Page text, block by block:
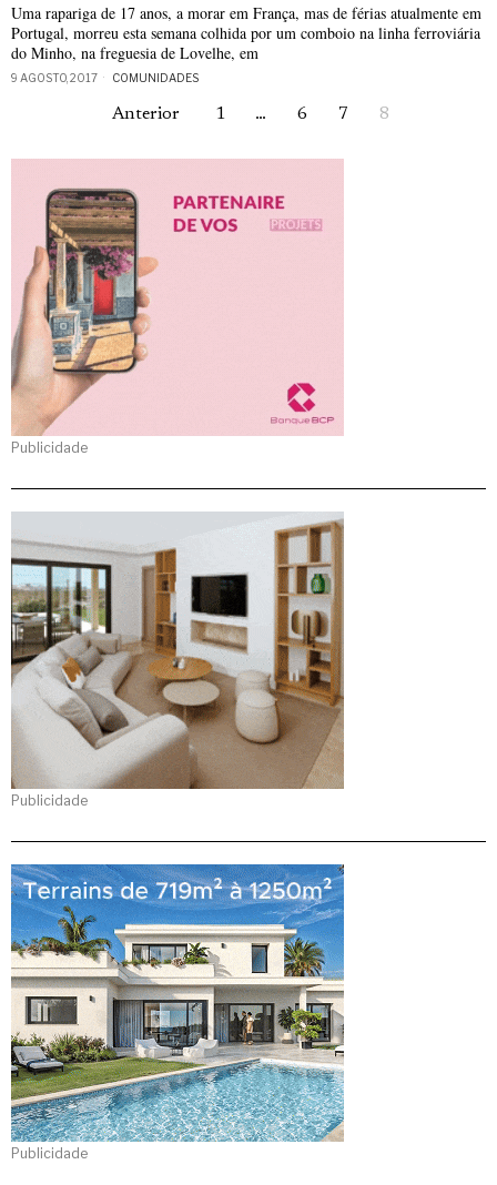
Uma rapariga de 17 anos, a morar em França, mas de férias atualmente em
Portugal, morreu esta semana colhida por um comboio na linha ferroviária
do Minho, na freguesia de Lovelhe, em
9 AGOSTO, 2017 COMUNIDADES
Anterior 1 … 6 7 8
Publicidade
Publicidade
Publicidade